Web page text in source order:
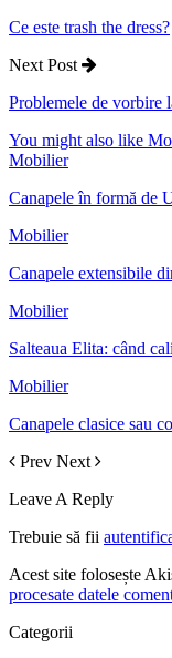
Ce este trash the dress?
Next Post
Problemele de vorbire
You might also like
Mobilier
Canapele în formă de
Mobilier
Canapele extensibile
Mobilier
Salteaua Elita: când
Mobilier
Canapele clasice sau
Prev Next
Leave A Reply
Trebuie să fii
Acest site folosește
procesate datele
Categorii